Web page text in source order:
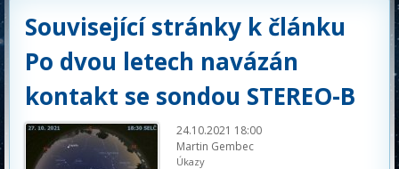
Související stránky k článku
Po dvou letech navázán
kontakt se sondou STEREO-B
24.10.2021 18:00
Martin Gembec
Úkazy